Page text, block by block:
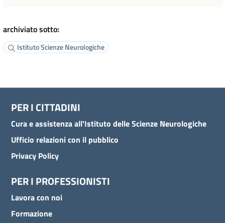
archiviato sotto:
Istituto Scienze Neurologiche
PER I CITTADINI
Cura e assistenza all'Istituto delle Scienze Neurologiche
Ufficio relazioni con il pubblico
Privacy Policy
PER I PROFESSIONISTI
Lavora con noi
Formazione